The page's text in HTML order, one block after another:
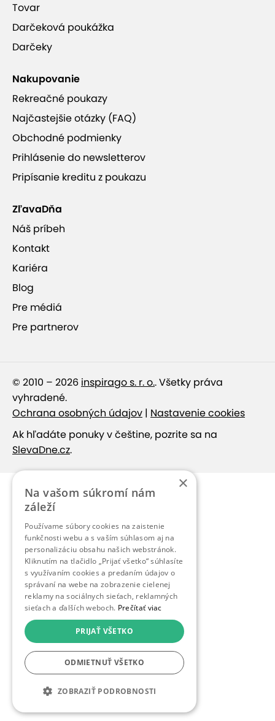
Tovar
Darčeková poukážka
Darčeky
Nakupovanie
Rekreačné poukazy
Najčastejšie otázky (FAQ)
Obchodné podmienky
Prihlásenie do newsletterov
Pripísanie kreditu z poukazu
ZľavaDňa
Náš príbeh
Kontakt
Kariéra
Blog
Pre médiá
Pre partnerov
© 2010 – 2026 inspirago s. r. o.. Všetky práva
vyhradené.
Ochrana osobných údajov | Nastavenie cookies
Ak hľadáte ponuky v češtine, pozrite sa na
SlevaDne.cz.
×
Na vašom súkromí nám
záleží
Používame súbory cookies na zaistenie
funkčnosti webu a s vaším súhlasom aj na
personalizáciu obsahu našich webstránok.
Kliknutím na tlačidlo „Prijať všetko“ súhlasíte
s využívaním cookies a predaním údajov o
správaní na webe na zobrazenie cielenej
reklamy na sociálnych sieťach, reklamných
sieťach a ďalších weboch. Prečítať viac
PRIJAŤ VŠETKO
ODMIETNUŤ VŠETKO
ZOBRAZIŤ PODROBNOSTI